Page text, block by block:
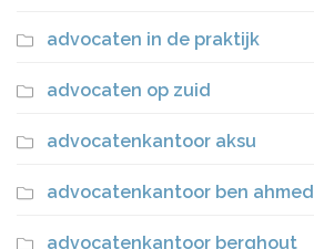
advocaten in de praktijk
advocaten op zuid
advocatenkantoor aksu
advocatenkantoor ben ahmed
advocatenkantoor berghout